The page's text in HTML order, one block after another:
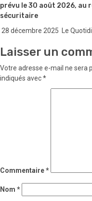
prévu le 30 août 2026, au
sécuritaire
28 décembre 2025 Le
Laisser un
Votre adresse e-mail ne sera
indiqués avec*
Commentaire*
Nom *